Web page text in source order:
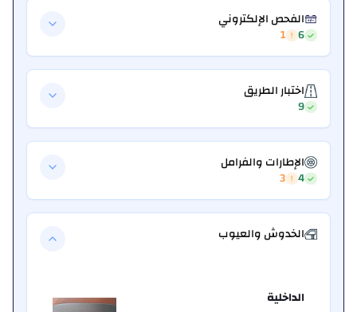
الفحص الإلكتروني
6
1
اختبار الطريق
9
الإطارات والفرامل
4
3
الخدوش والعيوب
الداخلية